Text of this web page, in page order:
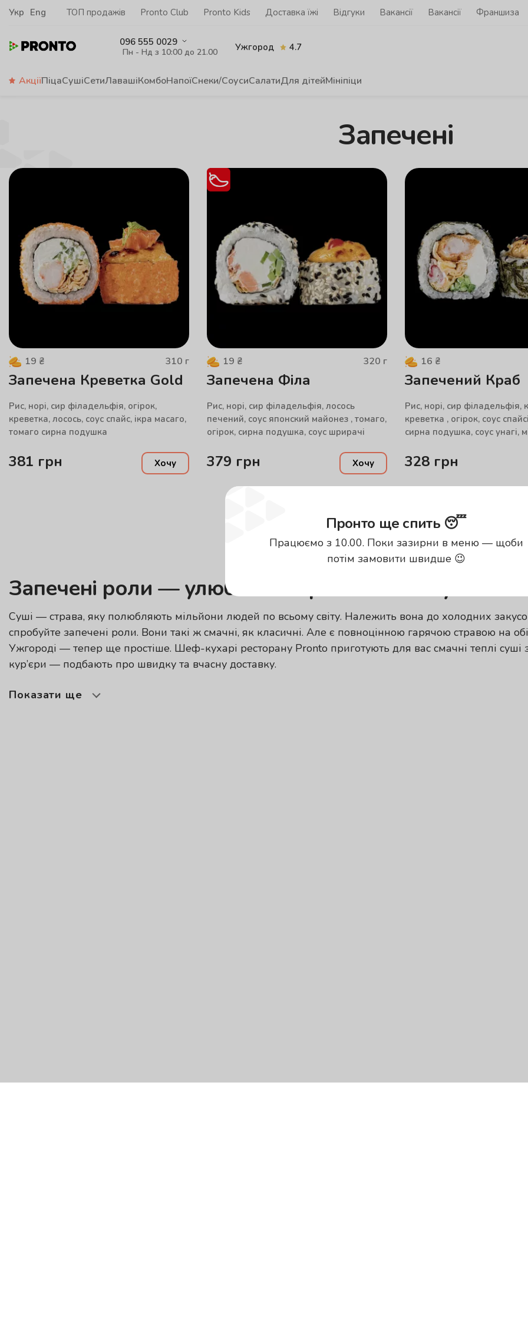
Укр Eng ТОП продажів Pronto Club Pronto Kids Доставка їжі Відгуки Вакансії Вакансії Франшиза
096 555 0029
Пн - Нд з 10:00 до 21.00 Ужгород 4.7
АкціїПіцаСушіСетиЛавашіКомбоНапоїСнеки/СоусиСалатиДля дітейМініпіци
Запечені
19 ₴ 310 г
Запечена Креветка Gold
Рис, норі, сир філадельфія, огірок,
креветка, лосось, соус спайс, ікра масаго,
томаго сирна подушка
381 грн Хочу
19 ₴ 320 г
Запечена Філа
Рис, норі, сир філадельфія, лосось
печений, соус японский майонез , томаго,
огірок, сирна подушка, соус шрирачі
379 грн Хочу
16 ₴
Запечений Краб
Рис, норі, сир філадельфія,
креветка , огірок, соус
сирна подушка, соус унагі,
328 грн
Запечені роли — улюблена страва в новому
Суші — страва, яку полюбляють мільйони людей по всьому світу. Належить вона до холодних
спробуйте запечені роли. Вони такі ж смачні, як класичні. Але є повноцінною гарячою стравою на
Ужгороді — тепер ще простіше. Шеф-кухарі ресторану Pronto приготують для вас смачні теплі
кур’єри — подбають про швидку та вчасну доставку.
Показати ще
Пронто ще спить 😴
Працюємо з 10.00. Поки зазирни в меню — щоби
потім замовити швидше 😉